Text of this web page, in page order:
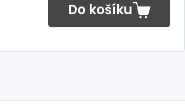
Do košíku